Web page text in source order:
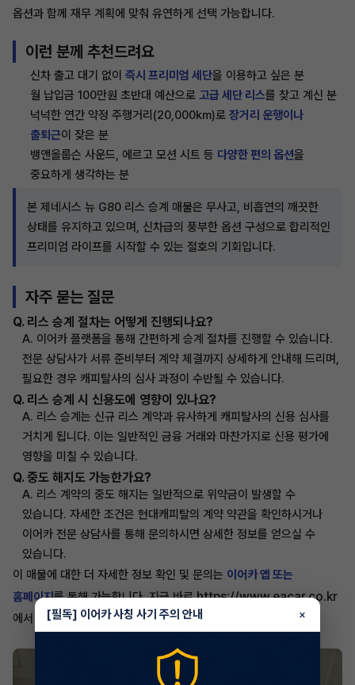
옵션과 함께 재무 계획에 맞춰 유연하게 선택 가능합니다.
이런 분께 추천드려요
신차 출고 대기 없이 즉시 프리미엄 세단을 이용하고 싶은 분
월 납입금 100만원 초반대 예산으로 고급 세단 리스를 찾고 계신 분
넉넉한 연간 약정 주행거리(20,000km)로 장거리 운행이나
출퇴근이 잦은 분
뱅앤올룹슨 사운드, 에르고 모션 시트 등 다양한 편의 옵션을
중요하게 생각하는 분
본 제네시스 뉴 G80 리스 승계 매물은 무사고, 비흡연의 깨끗한
상태를 유지하고 있으며, 신차급의 풍부한 옵션 구성으로 합리적인
프리미엄 라이프를 시작할 수 있는 절호의 기회입니다.
자주 묻는 질문
Q. 리스 승계 절차는 어떻게 진행되나요?
A. 이어카 플랫폼을 통해 간편하게 승계 절차를 진행할 수 있습니다.
전문 상담사가 서류 준비부터 계약 체결까지 상세하게 안내해 드리며,
필요한 경우 캐피탈사의 심사 과정이 수반될 수 있습니다.
Q. 리스 승계 시 신용도에 영향이 있나요?
A. 리스 승계는 신규 리스 계약과 유사하게 캐피탈사의 신용 심사를
거치게 됩니다. 이는 일반적인 금융 거래와 마찬가지로 신용 평가에
영향을 미칠 수 있습니다.
Q. 중도 해지도 가능한가요?
A. 리스 계약의 중도 해지는 일반적으로 위약금이 발생할 수
있습니다. 자세한 조건은 현대캐피탈의 계약 약관을 확인하시거나
이어카 전문 상담사를 통해 문의하시면 상세한 정보를 얻으실 수
있습니다.
이 매물에 대한 더 자세한 정보 확인 및 문의는 이어카 앱 또는
홈페이지를 통해 가능합니다. 지금 바로https://www.eacar.co.kr
에서 꿈에 그리던 제네시스 뉴 G80을 만나보세요.
[필독] 이어카 사칭 사기 주의 안내 ×